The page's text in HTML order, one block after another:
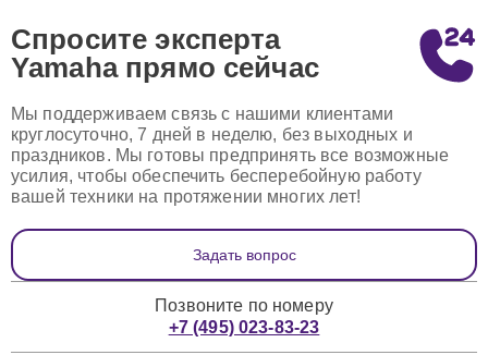
Спросите эксперта
Yamaha прямо сейчас
Мы поддерживаем связь с нашими клиентами
круглосуточно, 7 дней в неделю, без выходных и
праздников. Мы готовы предпринять все возможные
усилия, чтобы обеспечить бесперебойную работу
вашей техники на протяжении многих лет!
Задать вопрос
Позвоните по номеру
+7 (495) 023-83-23